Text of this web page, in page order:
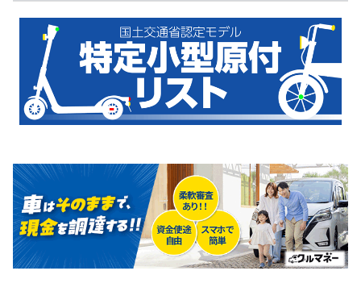
電動キックボード
ライフスタイル
テクノロジー
運営会社
利用規約
プライバシーポリシー